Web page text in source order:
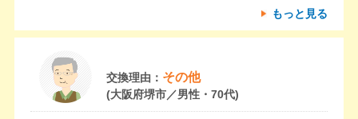
もっと見る
交換理由： その他
(大阪府堺市／男性・70代)